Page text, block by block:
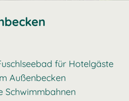
für Hotelgäste
Außenbecken
Schwimmbahnen